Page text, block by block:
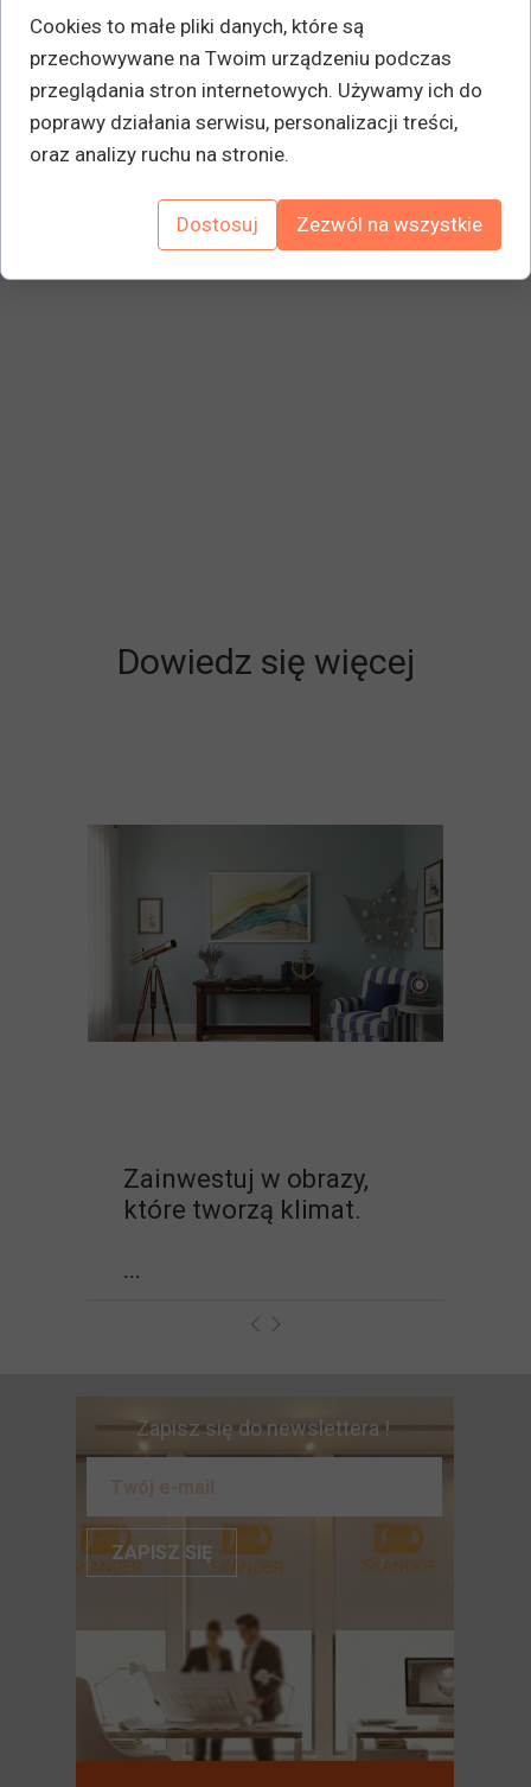
Waga kg: 4,7
Liczba kluczy: 100
Inteligentne stabilne skrzynki na klucze do bezpiecznego
przechowywania kluczy. Dostarczane w komplecie z
bębenkowe, w tym 2 klucze. Malowane proszkowo dla
najlepszego wykończenia i trwałości.
Dowiedz się więcej
Zainwestuj w obrazy,
które tworzą klimat.
...
Zapisz się do newslettera !
ZAPISZ SIĘ
Cookies to małe pliki danych, które są
przechowywane na Twoim urządzeniu podczas
przeglądania stron internetowych. Używamy ich do
poprawy działania serwisu, personalizacji treści,
oraz analizy ruchu na stronie.
Dostosuj Zezwól na wszystkie